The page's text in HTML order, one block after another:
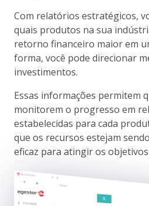
Com relatórios estratégicos,
quais produtos na sua
retorno financeiro maior em
forma, você pode direcionar
investimentos.
Essas informações permitem
monitorem o progresso em
estabelecidas para cada
que os recursos estejam
eficaz para atingir os